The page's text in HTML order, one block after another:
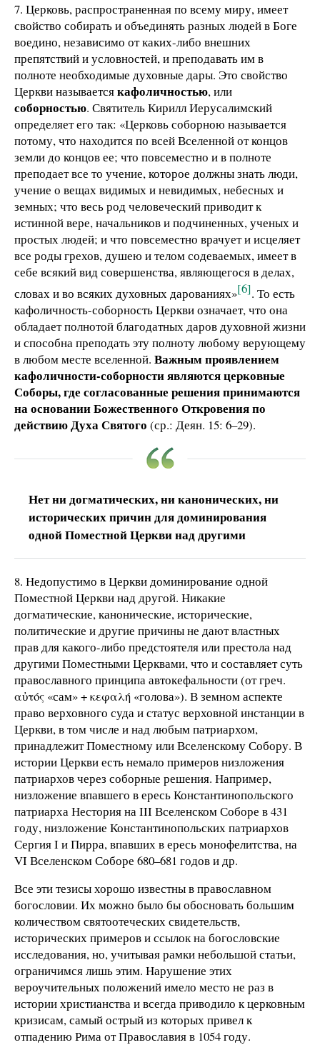
7. Церковь, распространенная по всему миру, имеет
свойство собирать и объединять разных людей в Боге
воедино, независимо от каких-либо внешних
препятствий и условностей, и преподавать им в
полноте необходимые духовные дары. Это свойство
Церкви называетсякафоличностью, или
соборностью. Святитель Кирилл Иерусалимский
определяет его так: «Церковь соборною называется
потому, что находится по всей Вселенной от концов
земли до концов ее; что повсеместно и в полноте
преподает все то учение, которое должны знать люди,
учение о вещах видимых и невидимых, небесных и
земных; что весь род человеческий приводит к
истинной вере, начальников и подчиненных, ученых и
простых людей; и что повсеместно врачует и исцеляет
все роды грехов, душею и телом содеваемых, имеет в
себе всякий вид совершенства, являющегося в делах,
словах и во всяких духовных дарованиях»[6]. То есть
кафоличность-соборность Церкви означает, что она
обладает полнотой благодатных даров духовной жизни
и способна преподать эту полноту любому верующему
в любом месте вселенной. Важным проявлением
кафоличности-соборности являются церковные
Соборы, где согласованные решения принимаются
на основании Божественного Откровения по
действию Духа Святого (ср.: Деян. 15: 6–29).
Нет ни догматических, ни канонических, ни
исторических причин для доминирования
одной Поместной Церкви над другими
8. Недопустимо в Церкви доминирование одной
Поместной Церкви над другой. Никакие
догматические, канонические, исторические,
политические и другие причины не дают властных
прав для какого-либо предстоятеля или престола над
другими Поместными Церквами, что и составляет суть
православного принципа автокефальности (от греч.
αὐτός «сам» + κεφαλή «голова»). В земном аспекте
право верховного суда и статус верховной инстанции в
Церкви, в том числе и над любым патриархом,
принадлежит Поместному или Вселенскому Собору. В
истории Церкви есть немало примеров низложения
патриархов через соборные решения. Например,
низложение впавшего в ересь Константинопольского
патриарха Нестория на III Вселенском Соборе в 431
году, низложение Константинопольских патриархов
Сергия I и Пирра, впавших в ересь монофелитства, на
VI Вселенском Соборе 680–681 годов и др.
Все эти тезисы хорошо известны в православном
богословии. Их можно было бы обосновать большим
количеством святоотеческих свидетельств,
исторических примеров и ссылок на богословские
исследования, но, учитывая рамки небольшой статьи,
ограничимся лишь этим. Нарушение этих
вероучительных положений имело место не раз в
истории христианства и всегда приводило к церковным
кризисам, самый острый из которых привел к
отпадению Рима от Православия в 1054 году.